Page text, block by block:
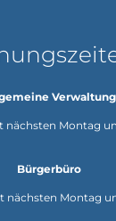
Verwaltung
oder
nächsten Montag
Bürgerbüro
oder
nächsten Montag